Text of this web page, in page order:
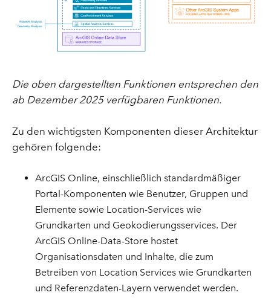
Die oben dargestellten Funktionen entsprechen den
ab Dezember 2025 verfügbaren Funktionen.
Zu den wichtigsten Komponenten dieser Architektur
gehören folgende:
ArcGIS Online, einschließlich standardmäßiger
Portal-Komponenten wie Benutzer, Gruppen und
Elemente sowie Location-Services wie
Grundkarten und Geokodierungsservices. Der
ArcGIS Online-Data-Store hostet
Organisationsdaten und Inhalte, die zum
Betreiben von Location Services wie Grundkarten
und Referenzdaten-Layern verwendet werden.